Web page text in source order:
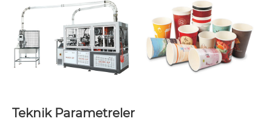
Teknik Parametreler